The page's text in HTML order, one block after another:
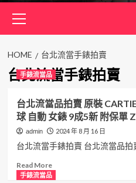
Menu
HOME 台北流當手錶拍賣
台北流當手錶拍賣
手錶流當品
台北流當品拍賣 原裝
球 自動 女錶 9成5新 附保單
admin 2024 年 8 月 16 日
台北流當手錶拍賣 台北流當品拍
Read MoreRead
more
手錶流當品